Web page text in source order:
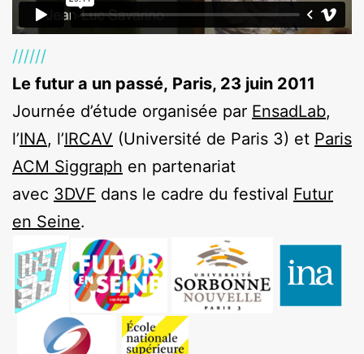
//////
Le futur a un passé, Paris, 23 juin 2011
Journée d’étude organisée par EnsadLab,
l’INA, l’IRCAV (Université de Paris 3) et Paris
ACM Siggraph en partenariat
avec 3DVF dans le cadre du festival Futur
en Seine.